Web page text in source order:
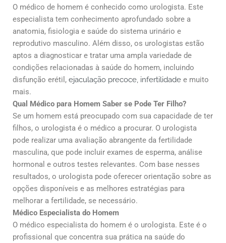
O médico de homem é conhecido como urologista. Este
especialista tem conhecimento aprofundado sobre a
anatomia, fisiologia e saúde do sistema urinário e
reprodutivo masculino. Além disso, os urologistas estão
aptos a diagnosticar e tratar uma ampla variedade de
condições relacionadas à saúde do homem, incluindo
disfunção erétil, ejaculação precoce, infertilidade e muito
mais.
Qual Médico para Homem Saber se Pode Ter Filho?
Se um homem está preocupado com sua capacidade de ter
filhos, o urologista é o médico a procurar. O urologista
pode realizar uma avaliação abrangente da fertilidade
masculina, que pode incluir exames de esperma, análise
hormonal e outros testes relevantes. Com base nesses
resultados, o urologista pode oferecer orientação sobre as
opções disponíveis e as melhores estratégias para
melhorar a fertilidade, se necessário.
Médico Especialista do Homem
O médico especialista do homem é o urologista. Este é o
profissional que concentra sua prática na saúde do